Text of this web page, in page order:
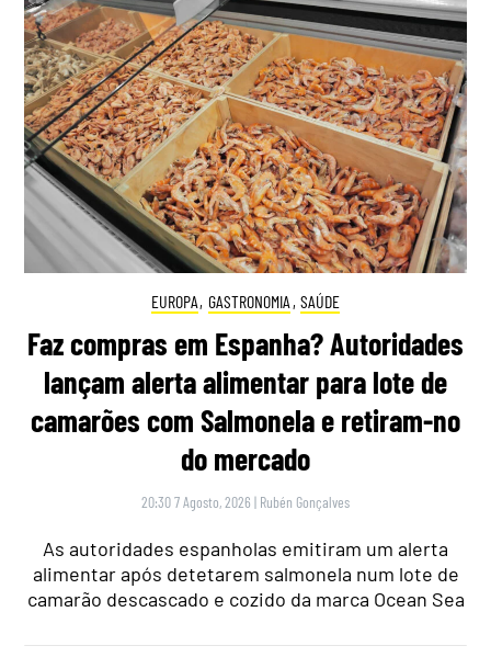
EUROPA, GASTRONOMIA , SAÚDE
Faz compras em Espanha? Autoridades
lançam alerta alimentar para lote de
camarões com Salmonela e retiram-no
do mercado
20:30 7 Agosto, 2026 | Rubén Gonçalves
As autoridades espanholas emitiram um alerta
alimentar após detetarem salmonela num lote de
camarão descascado e cozido da marca Ocean Sea